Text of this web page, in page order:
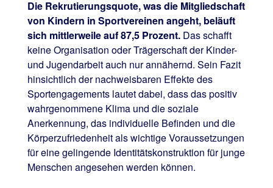
Die Rekrutierungsquote, was die Mitgliedschaft
von Kindern in Sportvereinen angeht, beläuft
sich mittlerweile auf 87,5 Prozent. Das schafft
keine Organisation oder Trägerschaft der Kinder-
und Jugendarbeit auch nur annähernd. Sein Fazit
hinsichtlich der nachweisbaren Effekte des
Sportengagements lautet dabei, dass das positiv
wahrgenommene Klima und die soziale
Anerkennung, das individuelle Befinden und die
Körperzufriedenheit als wichtige Voraussetzungen
für eine gelingende Identitätskonstruktion für junge
Menschen angesehen werden können.